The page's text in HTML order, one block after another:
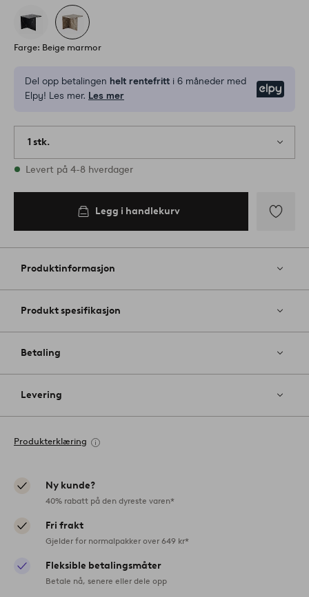
Farge: Beige marmor
Del opp betalingen helt rentefritt i 6 måneder med
Elpy! Les mer. Les mer
1 stk.
På lager
Levert på 4-8 hverdager
Legg i handlekurv
til
Produktinformasjon
Produkt spesifikasjon
Betaling
Levering
Produkterklæring
Ny kunde?
40% rabatt på den dyreste varen*
Fri frakt
Gjelder for normalpakker over 649 kr*
Fleksible betalingsmåter
Betale nå, senere eller dele opp